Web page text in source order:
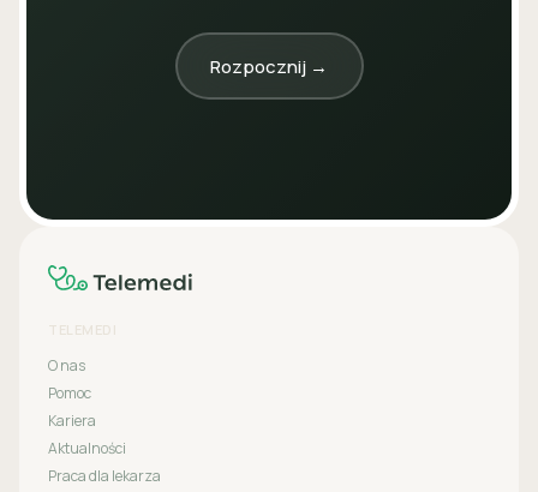
Rozpocznij →
TELEMEDI
O nas
Pomoc
Kariera
Aktualności
Praca dla lekarza